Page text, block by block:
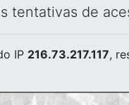
tentativas de
IP 216.73.217.117,